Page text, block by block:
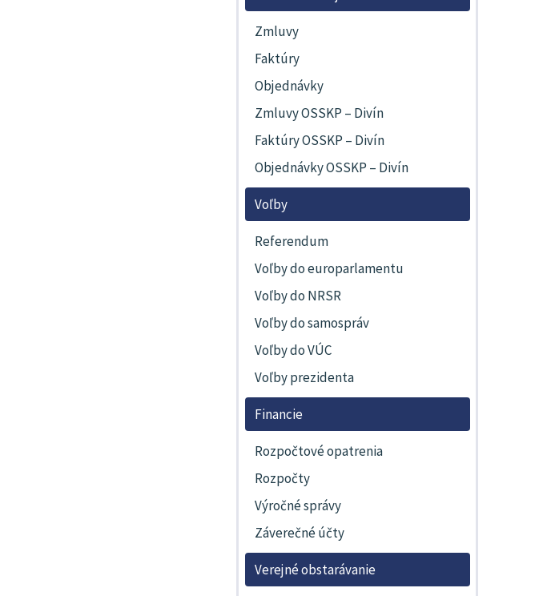
Zmluvy
Faktúry
Objednávky
Zmluvy OSSKP – Divín
Faktúry OSSKP – Divín
Objednávky OSSKP – Divín
Voľby
Referendum
Voľby do europarlamentu
Voľby do NRSR
Voľby do samospráv
Voľby do VÚC
Voľby prezidenta
Financie
Rozpočtové opatrenia
Rozpočty
Výročné správy
Záverečné účty
Verejné obstarávanie